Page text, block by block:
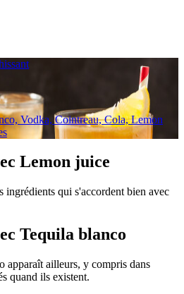
Vodka, Cointreau, Cola, Lemon
Lemon juice
ingrédients qui s'accordent bien avec
Tequila blanco
apparaît ailleurs, y compris dans
quand ils existent.